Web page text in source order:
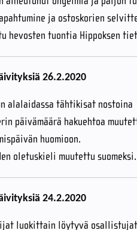
ja ostoskorien
hevosten tuontia Hippoksen
26.2.2020
alalaidassa tähtikisat
päivämäärä hakuehtoa
huomioon.
oletuskieli muutettu suomeksi.
24.2.2020
luokittain löytyvä osallistujat